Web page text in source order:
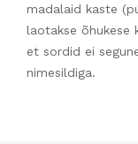
madalaid kaste
laotakse õhukese
et sordid ei
nimesildiga.